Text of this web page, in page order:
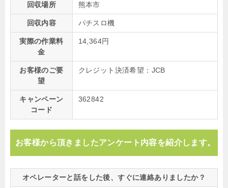
回収場所 熊本市
回収内容 パチスロ機
実際の作業料
金
14,364円
お客様のご要
望
クレジット決済希望：JCB
キャンペーン
コード
362842
お客様から頂きましたアンケート内容を紹介します。
オペレーターと話をした後、すぐに連絡ありましたか？